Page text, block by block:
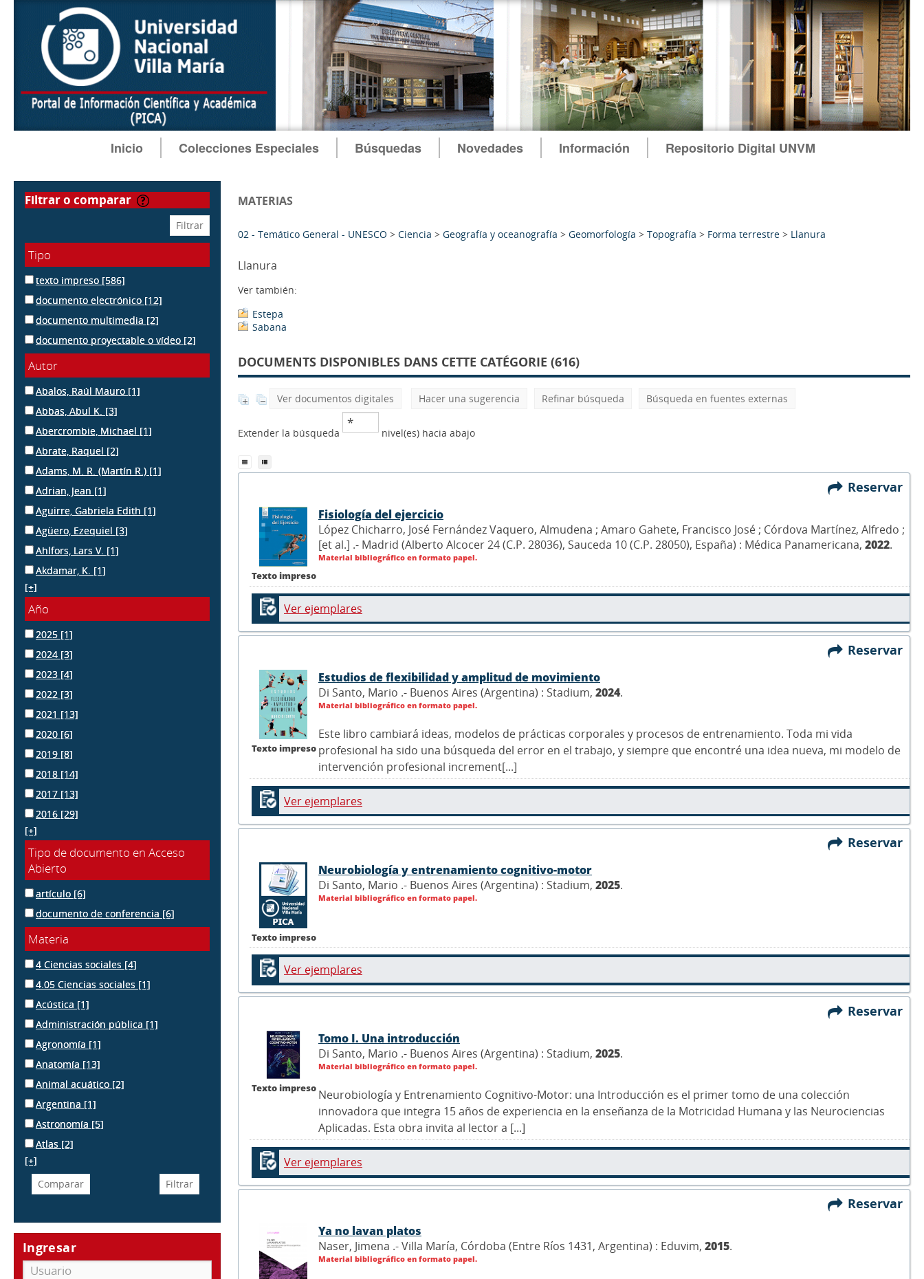
Inicio Colecciones Especiales Búsquedas Novedades Información Repositorio Digital UNVM
filtrar o comparar
Tipo
texto impreso [586]
documento electrónico [12]
documento multimedia [2]
documento proyectable o vídeo [2]
Autor
Abalos, Raúl Mauro [1]
Abbas, Abul K. [3]
Abercrombie, Michael [1]
Abrate, Raquel [2]
Adams, M. R. (Martín R.) [1]
Adrian, Jean [1]
Aguirre, Gabriela Edith [1]
Agüero, Ezequiel [3]
Ahlfors, Lars V. [1]
Akdamar, K. [1]
[+]
Año
2025 [1]
2024 [3]
2023 [4]
2022 [3]
2021 [13]
2020 [6]
2019 [8]
2018 [14]
2017 [13]
2016 [29]
[+]
Tipo de documento en Acceso
Abierto
artículo [6]
documento de conferencia [6]
Materia
4 Ciencias sociales [4]
4.05 Ciencias sociales [1]
Acústica [1]
Administración pública [1]
Agronomía [1]
Anatomía [13]
Animal acuático [2]
Argentina [1]
Astronomía [5]
Atlas [2]
[+]
Ingresar
MATERIAS
02 - Temático General - UNESCO > Ciencia > Geografía y oceanografía > Geomorfología > Topografía > Forma terrestre > Llanura
Llanura
Ver también:
Estepa
Sabana
DOCUMENTS DISPONIBLES DANS CETTE CATÉGORIE (616)
Ver documentos digitales Hacer una sugerencia Refinar búsqueda Búsqueda en fuentes externas
Extender la búsqueda nivel(es) hacia abajo
Reservar
Texto impreso
Fisiología del ejercicio
López Chicharro, José Fernández Vaquero, Almudena ; Amaro Gahete, Francisco José ; Córdova Martínez, Alfredo ;
[et al.] .- Madrid (Alberto Alcocer 24 (C.P. 28036), Sauceda 10 (C.P. 28050), España) : Médica Panamericana, 2022.
Material bibliográfico en formato papel.
Ver ejemplares
Reservar
Texto impreso
Estudios de flexibilidad y amplitud de movimiento
Di Santo, Mario .- Buenos Aires (Argentina) : Stadium, 2024.
Material bibliográfico en formato papel.
Este libro cambiará ideas, modelos de prácticas corporales y procesos de entrenamiento. Toda mi vida
profesional ha sido una búsqueda del error en el trabajo, y siempre que encontré una idea nueva, mi modelo de
intervención profesional increment[...]
Ver ejemplares
Reservar
Texto impreso
Neurobiología y entrenamiento cognitivo-motor
Di Santo, Mario .- Buenos Aires (Argentina) : Stadium, 2025.
Material bibliográfico en formato papel.
Ver ejemplares
Reservar
Texto impreso
Tomo I. Una introducción
Di Santo, Mario .- Buenos Aires (Argentina) : Stadium, 2025.
Material bibliográfico en formato papel.
Neurobiología y Entrenamiento Cognitivo-Motor: una Introducción es el primer tomo de una colección
innovadora que integra 15 años de experiencia en la enseñanza de la Motricidad Humana y las Neurociencias
Aplicadas. Esta obra invita al lector a [...]
Ver ejemplares
Reservar
Ya no lavan platos
Naser, Jimena .- Villa María, Córdoba (Entre Ríos 1431, Argentina) : Eduvim, 2015.
Material bibliográfico en formato papel.